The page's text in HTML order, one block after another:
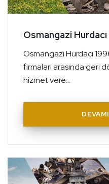
Osmangazi
Osmangazi Hurdacı
firmaları arasında geri
hizmet vere...